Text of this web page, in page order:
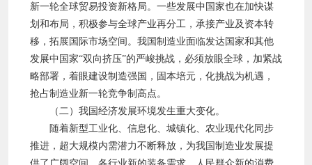
新一轮全球贸易投资新格局。一些发展中国家也在加快谋
划和布局，积极参与全球产业再分工，承接产业及资本转
移，拓展国际市场空间。我国制造业面临发达国家和其他
发展中国家“双向挤压”的严峻挑战，必须放眼全球，加紧战
略部署，着眼建设制造强国，固本培元，化挑战为机遇，
抢占制造业新一轮竞争制高点。
（二）我国经济发展环境发生重大变化。
随着新型工业化、信息化、城镇化、农业现代化同步
推进，超大规模内需潜力不断释放，为我国制造业发展提
供了广阔空间。各行业新的装备需求、人民群众新的消费